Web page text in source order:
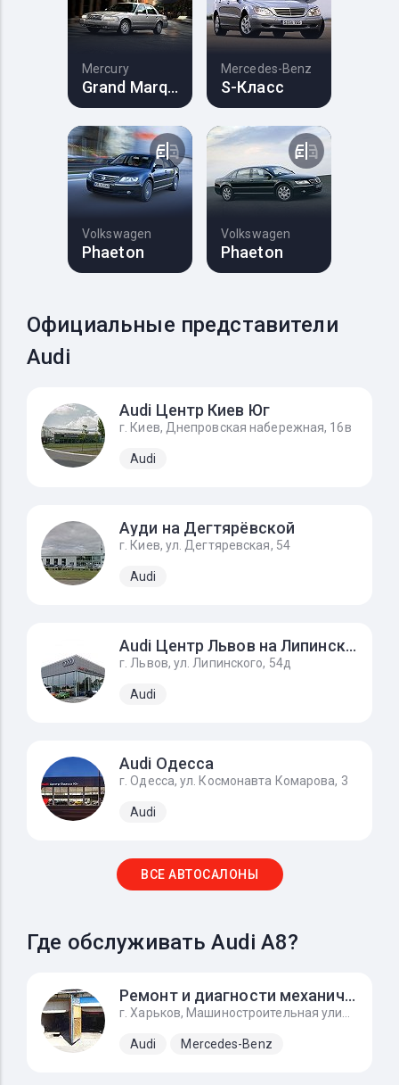
Mercury
Grand Marquis
Mercedes-Benz
S-Класс
Volkswagen
Phaeton
Volkswagen
Phaeton
Официальные представители
Audi
Audi Центр Киев Юг
г. Киев, Днепровская набережная, 16в
Audi
Ауди на Дегтярёвской
г. Киев, ул. Дегтяревская, 54
Audi
Audi Центр Львов на Липинского
г. Львов, ул. Липинского, 54д
Audi
Audi Одесса
г. Одесса, ул. Космонавта Комарова, 3
Audi
ВСЕ АВТОСАЛОНЫ
Где обслуживать Audi A8?
Ремонт и диагности механического инжектора ke-jetronic
Audi Mercedes-Benz